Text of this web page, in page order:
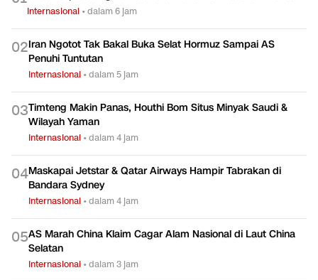
Internasional •dalam 6 jam
02Iran Ngotot Tak Bakal Buka Selat Hormuz Sampai AS
Penuhi Tuntutan
Internasional •dalam 5 jam
03Timteng Makin Panas, Houthi Bom Situs Minyak Saudi &
Wilayah Yaman
Internasional •dalam 4 jam
04Maskapai Jetstar & Qatar Airways Hampir Tabrakan di
Bandara Sydney
Internasional •dalam 4 jam
05AS Marah China Klaim Cagar Alam Nasional di Laut China
Selatan
Internasional •dalam 3 jam